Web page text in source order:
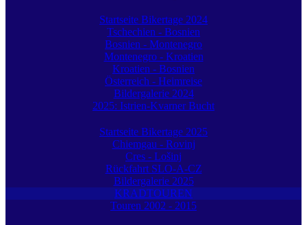
Startseite Bikertage 2024
Tschechien - Bosnien
Bosnien - Montenegro
Montenegro - Kroatien
Kroatien - Bosnien
Österreich - Heimreise
Bildergalerie 2024
2025: Istrien-Kvarner Bucht
Startseite Bikertage 2025
Chiemgau - Rovinj
Cres - Lošinj
Rückfahrt SLO-A-CZ
Bildergalerie 2025
KRADTOUREN
Touren 2002 - 2015